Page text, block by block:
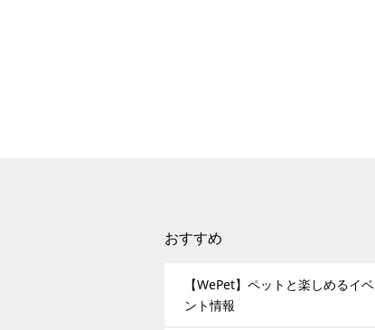
おすすめ
【WePet】ペットと楽しめるイベ
ント情報